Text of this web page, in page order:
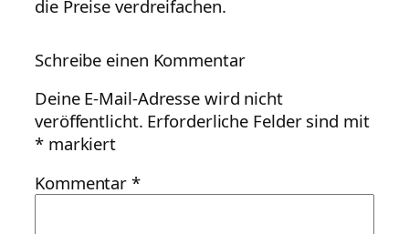
die Preise verdreifachen.
Schreibe einen Kommentar
Deine E-Mail-Adresse wird nicht
veröffentlicht. Erforderliche Felder sind mit
*markiert
Kommentar*